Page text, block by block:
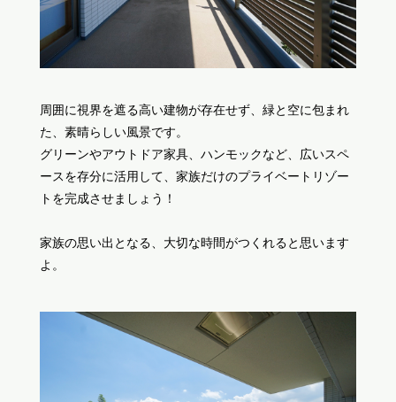
周囲に視界を遮る高い建物が存在せず、緑と空に包まれ
た、素晴らしい風景です。
グリーンやアウトドア家具、ハンモックなど、広いスペ
ースを存分に活用して、家族だけのプライベートリゾー
トを完成させましょう！
家族の思い出となる、大切な時間がつくれると思います
よ。